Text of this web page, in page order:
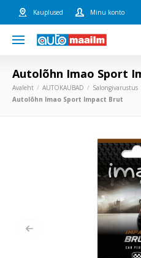
Kauplused Minu konto
Autolõhn Imao Sport
Avaleht AUTOKAUBAD Salongivarustus
Autolõhn Imao Sport Impact Brut